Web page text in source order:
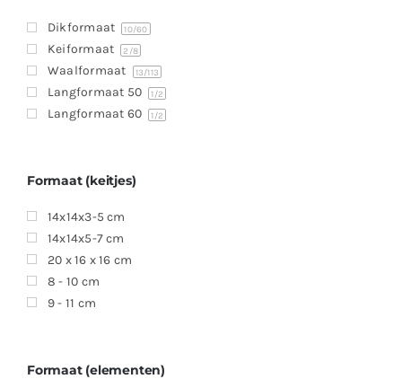
Dikformaat 10/60
Keiformaat 2 /8
Waalformaat 13/113
Langformaat 50 1/2
Langformaat 60 1/2
Formaat (keitjes)
14x14x3-5 cm
14x14x5-7 cm
20 x 16 x 16 cm
8 - 10 cm
9 - 11 cm
Formaat (elementen)